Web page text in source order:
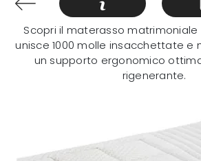
Scopri il materasso matrimoniale
unisce 1000 molle insacchettate e
un supporto ergonomico
rigenerante.